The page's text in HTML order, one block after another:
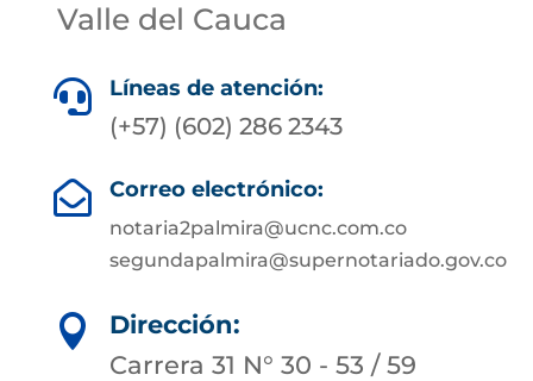
Valle del Cauca
 Líneas de atención:
(+57) (602) 286 2343
 Correo electrónico:
notaria2palmira@ucnc.com.co
segundapalmira@supernotariado.gov.co

Dirección:
Carrera 31 N° 30 - 53 / 59